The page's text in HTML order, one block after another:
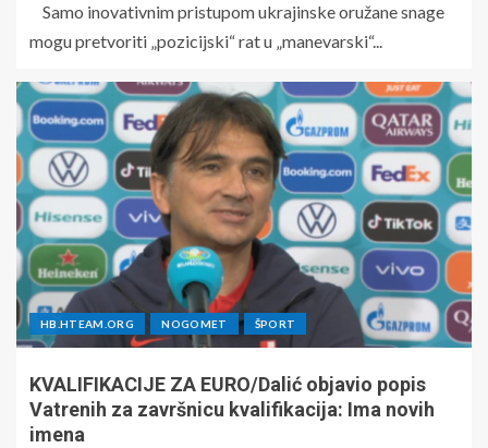
Samo inovativnim pristupom ukrajinske oružane snage
mogu pretvoriti „pozicijski“ rat u „manevarski“...
HB.HTEAM.ORG NOGOMET ŠPORT
KVALIFIKACIJE ZA EURO/Dalić objavio popis
Vatrenih za završnicu kvalifikacija: Ima novih
imena